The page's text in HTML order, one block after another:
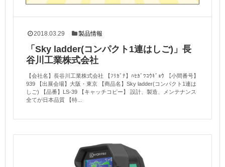
2018.03.29 製品情報
「Sky ladder(コンパクト1連はしご)」長
谷川工業株式会社
【会社名】長谷川工業株式会社 【ﾌﾘｶﾞﾅ】ﾊｾｶﾞﾜｺｳｷﾞｮｳ 【小間番号】
939 【出展会場】大阪・東京 【商品名】Sky ladder(コンパクト1連は
しご) 【品番】LS-39 【キャッチコピー】 設計、製造、メンテナンス
全てが日本品質 【特...